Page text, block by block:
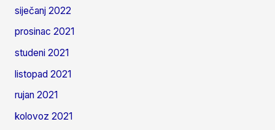
siječanj 2022
prosinac 2021
studeni 2021
listopad 2021
rujan 2021
kolovoz 2021